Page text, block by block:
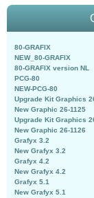
80-GRAFIX
NEW_80-GRAFIX
80-GRAFIX version NL
PCG-80
NEW-PCG-80
Upgrade Kit Graphics
New Graphic 26-1125
Upgrade Kit Graphics
New Graphic 26-1126
Grafyx 3.2
New Grafyx 3.2
Grafyx 4.2
New Grafyx 4.2
Grafyx 5.1
New Grafyx 5.1